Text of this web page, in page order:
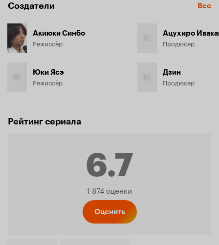
Создатели Все
Акиюки Синбо
Режиссёр
Юки Ясэ
Режиссёр
Ацухиро
Продюсер
Дзин
Продюсер
Рейтинг сериала
6.7
Рейтинг
1 874 оценки
Оценить